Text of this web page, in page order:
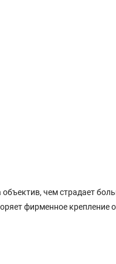
чем страдает
фирменное крепление